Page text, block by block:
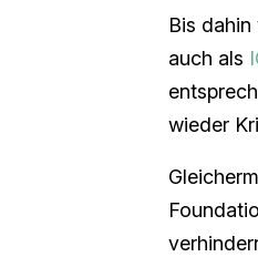
Bis
auch als
wieder